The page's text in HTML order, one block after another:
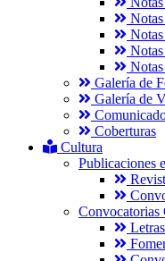
Galería de
Galería de
Coberturas
Cultura
Publicaciones
Convocatorias